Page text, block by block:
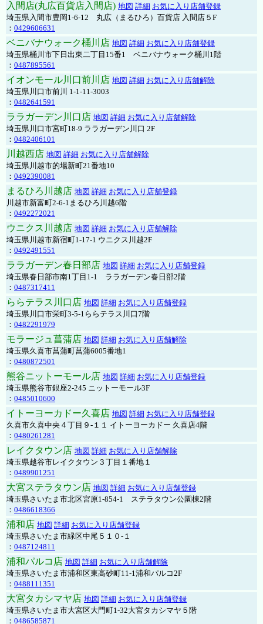
入間店(丸広百貨店入間店) 地図 詳細 お気に入り店舗登録
埼玉県入間市豊岡1-6-12 丸広（まるひろ）百貨店 入間店５F
： 0429606631
ベニバナウォーク桶川店 地図 詳細 お気に入り店舗登録
埼玉県桶川市下日出東二丁目15番1 ベニバナウォーク桶川1階
： 0487895561
イオンモール川口前川店 地図 詳細 お気に入り店舗解除
埼玉県川口市前川 1-1-11-3003
： 0482641591
ララガーデン川口店 地図 詳細 お気に入り店舗解除
埼玉県川口市宮町18-9 ララガーデン川口 2F
： 0482406101
川越西店 地図 詳細 お気に入り店舗解除
埼玉県川越市的場新町21番地10
： 0492390081
まるひろ川越店 地図 詳細 お気に入り店舗登録
川越市新富町2-6-1まるひろ川越6階
： 0492272021
ウニクス川越店 地図 詳細 お気に入り店舗解除
埼玉県川越市新宿町1-17-1 ウニクス川越2F
： 0492491551
ララガーデン春日部店 地図 詳細 お気に入り店舗登録
埼玉県春日部市南1丁目1-1 ララガーデン春日部2階
： 0487317411
ららテラス川口店 地図 詳細 お気に入り店舗登録
埼玉県川口市栄町3-5-1ららテラス川口7階
： 0482291979
モラージュ菖蒲店 地図 詳細 お気に入り店舗解除
埼玉県久喜市菖蒲町菖蒲6005番地1
： 0480872501
熊谷ニットーモール店 地図 詳細 お気に入り店舗登録
埼玉県熊谷市銀座2-245 ニットーモール3F
： 0485010600
イトーヨーカドー久喜店 地図 詳細 お気に入り店舗登録
久喜市久喜中央４丁目９-１１ イトーヨーカドー 久喜店4階
： 0480261281
レイクタウン店 地図 詳細 お気に入り店舗解除
埼玉県越谷市レイクタウン３丁目１番地１
： 0489901251
大宮ステラタウン店 地図 詳細 お気に入り店舗登録
埼玉県さいたま市北区宮原1-854-1 ステラタウン公園棟2階
： 0486618366
浦和店 地図 詳細 お気に入り店舗登録
埼玉県さいたま市緑区中尾５１０-１
： 0487124811
浦和パルコ店 地図 詳細 お気に入り店舗解除
埼玉県さいたま市浦和区東高砂町11-1浦和パルコ2F
： 0488111351
大宮タカシマヤ店 地図 詳細 お気に入り店舗登録
埼玉県さいたま市大宮区大門町1-32大宮タカシマヤ５階
： 0486585871